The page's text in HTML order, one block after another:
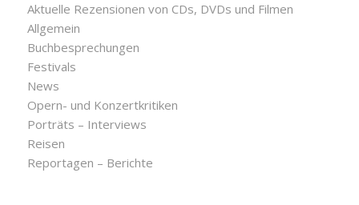
Aktuelle Rezensionen von CDs, DVDs und Filmen
Allgemein
Buchbesprechungen
Festivals
News
Opern- und Konzertkritiken
Porträts – Interviews
Reisen
Reportagen – Berichte